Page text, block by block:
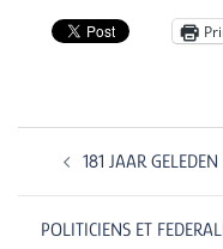
Post
navigation
181 JAAR
POLITICIENS ET